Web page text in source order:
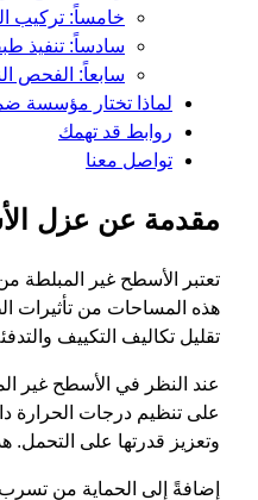
خامساً: تركيب
سادساً: تنفيذ
سابعاً: الفحص
لماذا تختار مؤسسة
روابط قد تهمك
تواصل معنا
مقدمة عن عزل
تعتبر الأسطح غير المبلطة
هذه المساحات من تأثيرات
تقليل تكاليف التكييف
عند النظر في الأسطح غير
على تنظيم درجات الحرارة
وتعزيز قدرتها على التحمل.
إضافةً إلى الحماية من تسرب